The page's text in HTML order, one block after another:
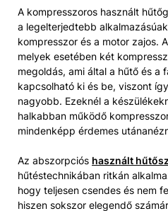
A kompresszoros használt
a legelterjedtebb
kompresszor és a motor zajos.
melyek esetében két
megoldás, ami által a hűtő és a
kapcsolható ki és be, viszont
nagyobb. Ezeknél a
halkabban működő
mindenképp érdemes
Az abszorpciós használt
hűtéstechnikában ritkán
hogy teljesen csendes és nem
hiszen sokszor elegendő